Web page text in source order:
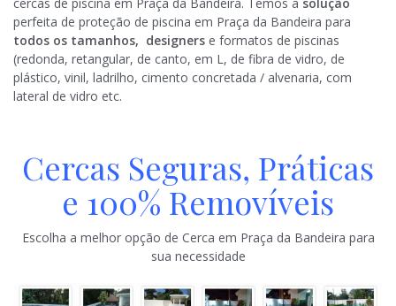
cercas de piscina em Praça da Bandeira. Temos a solução
perfeita de proteção de piscina em Praça da Bandeira para
todos os tamanhos, designers e formatos de piscinas
(redonda, retangular, de canto, em L, de fibra de vidro, de
plástico, vinil, ladrilho, cimento concretada / alvenaria, com
lateral de vidro etc.
Cercas Seguras, Práticas
e 100% Removíveis
Escolha a melhor opção de Cerca em Praça da Bandeira para
sua necessidade